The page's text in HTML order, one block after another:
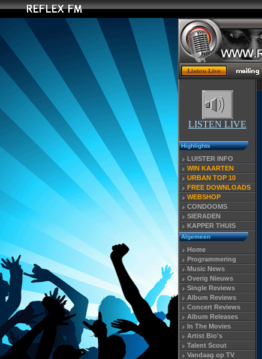
LISTEN LIVE
Highlights
LUISTER INFO
WIN KAARTEN
URBAN TOP 10
FREE DOWNLOADS
WEBSHOP
CONDOOMS
SIERADEN
KAPPER THUIS
Algemeen
Home
Programmering
Music News
Overig Nieuws
Single Reviews
Album Reviews
Concert Reviews
Album Releases
In The Movies
Artist Bio's
Talent Scout
Vandaag op TV